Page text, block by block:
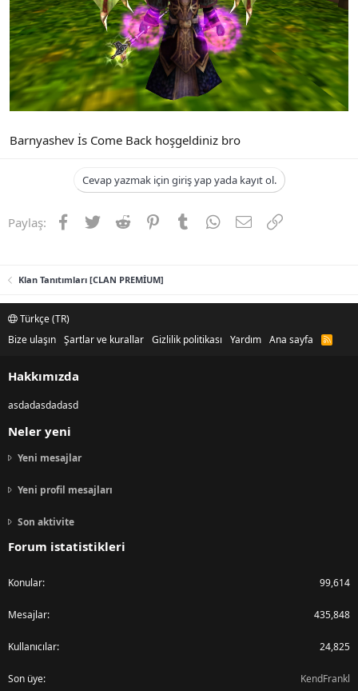
Barnyashev İs Come Back hoşgeldiniz bro
Cevap yazmak için giriş yap yada kayıt ol.
Paylaş: Facebook
TwitterReddit PinterestTumblrWhatsApp
E-postaLink
Klan Tanıtımları [CLAN PREMİUM]
Türkçe (TR)
Bize ulaşın Şartlar ve kurallar Gizlilik politikası Yardım Ana sayfa
R
S
Hakkımızda
asdadasdadasd
Neler yeni
Yeni mesajlar
Yeni profil mesajları
Son aktivite
Forum istatistikleri
Konular 99,614
Mesajlar 435,848
Kullanıcılar 24,825
Son üye KendFrankl